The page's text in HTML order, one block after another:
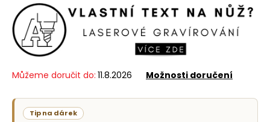
Můžeme doručit do: 11.8.2026 Možnosti doručení
Tip na dárek
r
u
č
j
e
m